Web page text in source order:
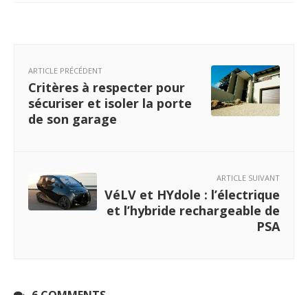
ARTICLE PRÉCÉDENT
Critères à respecter pour
sécuriser et isoler la porte
de son garage
ARTICLE SUIVANT
VéLV et HYdole : l’électrique
et l’hybride rechargeable de
PSA